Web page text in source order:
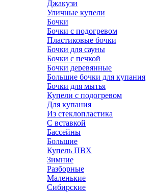
Джакузи
Уличные купели
Бочки
Бочки с подогревом
Пластиковые бочки
Бочки для сауны
Бочки с печкой
Бочки деревянные
Большие бочки для купания
Бочки для мытья
Купели с подогревом
Для купания
Из стеклопластика
С вставкой
Бассейны
Большие
Купель ПВХ
Зимние
Разборные
Маленькие
Сибирские